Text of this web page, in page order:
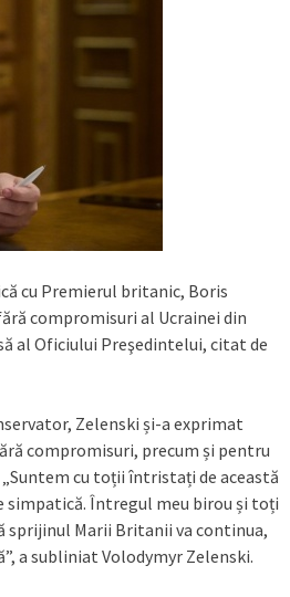
cu Premierul britanic, Boris
compromisuri al Ucrainei din
al Oficiului Preşedintelui, citat de
Zelenski și-a exprimat
compromisuri, precum și pentru
cu toții întristați de această
simpatică. Întregul meu birou și toți
sprijinul Marii Britanii va continua,
a subliniat Volodymyr Zelenski.